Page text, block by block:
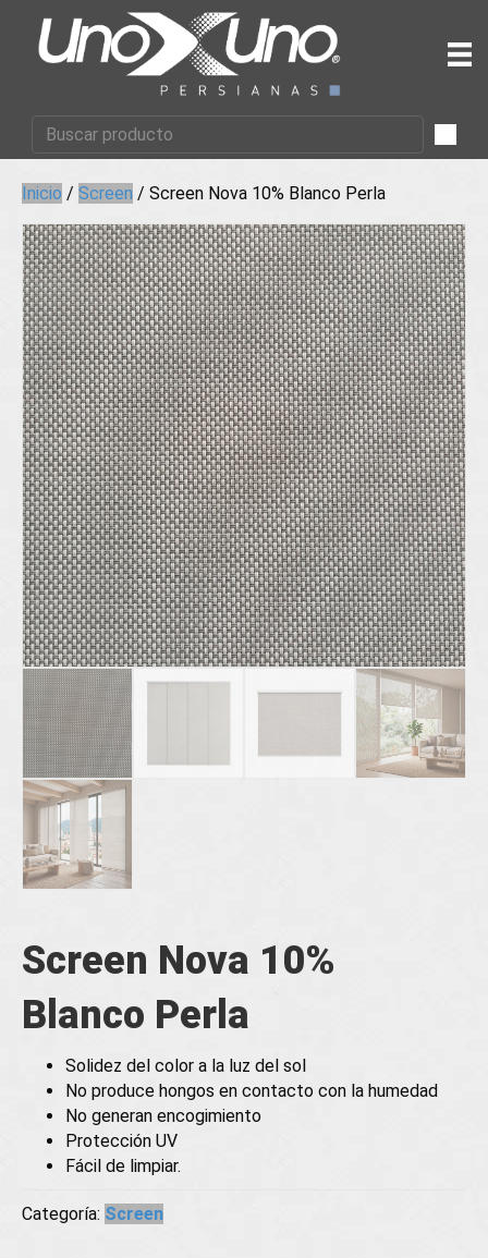
Inicio / Screen / Screen Nova 10% Blanco Perla
Screen Nova 10%
Blanco Perla
Solidez del color a la luz del sol
No produce hongos en contacto con la humedad
No generan encogimiento
Protección UV
Fácil de limpiar.
Categoría: Screen